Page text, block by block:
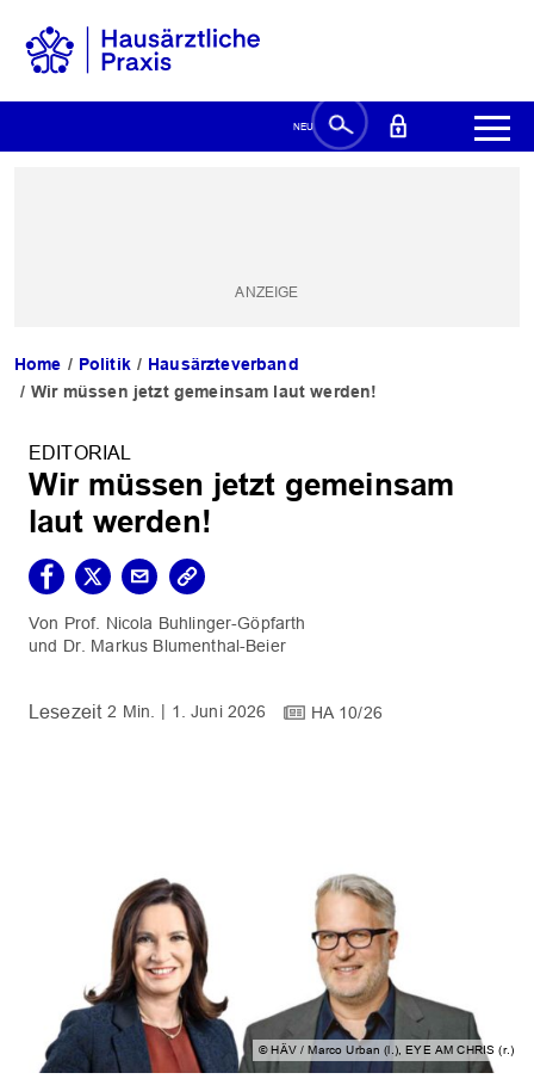
Home Politik
Hausärzteverband
Wir müssen jetzt gemeinsam laut werden!
EDITORIAL
Wir müssen jetzt gemeinsam
laut werden!
Prof. Nicola Buhlinger-Göpfarth
Dr. Markus Blumenthal-Beier
2 Min. 1. Juni 2026 HA 10/26
© HÄV / Marco Urban (l.), EYE AM CHRIS (r.)